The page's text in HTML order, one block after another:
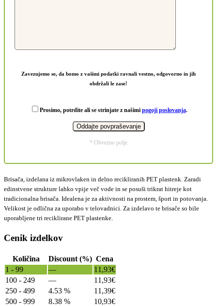
Zavezujemo se, da bomo z vašimi podatki ravnali vestno, odgovorno in jih
obdržali le zase!
Prosimo, potrdite ali se strinjate z našimi pogoji poslovanja.
* Obvezno polje
Brisača, izdelana iz mikrovlaken in delno recikliranih PET plastenk. Zaradi
edinstvene strukture lahko vpije več vode in se posuši trikrat hitreje kot
tradicionalna brisača. Idealena je za aktivnosti na prostem, šport in potovanja.
Velikost je odlična za uporabo v telovadnici. Za izdelavo te brisače so bile
uporabljene tri reciklirane PET plastenke.
Cenik izdelkov
Količina Discount (%) Cena
1 - 99
— 11,93€
100 - 249
— 11,93€
250 - 499
4.53 % 11,39€
500 - 999
8.38 % 10,93€